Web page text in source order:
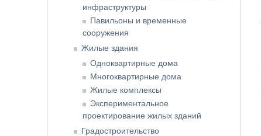
инфраструктуры
Павильоны и временные
сооружения
Жилые здания
Одноквартирные дома
Многоквартирные дома
Жилые комплексы
Экспериментальное
проектирование жилых зданий
Градостроительство